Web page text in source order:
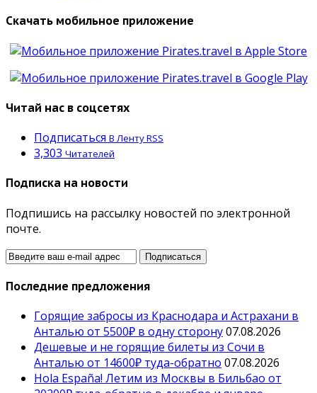
Скачать мобильное приложение
Читай нас в соцсетях
Подписаться В Ленту RSS
3,303 Читателей
Подписка на новости
Подпишись на рассылку новостей по электронной
почте.
Последние предложения
Горящие забросы из Краснодара и Астрахани в
Анталью от 5500₽ в одну сторону07.08.2026
Дешевые и не горящие билеты из Сочи в
Анталью от 14600₽ туда-обратно 07.08.2026
Hola España! Летим из Москвы в Бильбао от